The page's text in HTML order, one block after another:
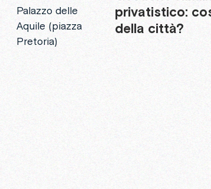
Palazzo delle
Aquile (piazza
Pretoria)
privatistico:
della città?